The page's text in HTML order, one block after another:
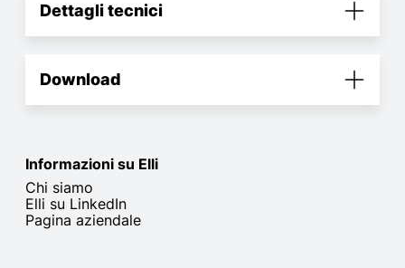
Dettagli tecnici
Download
Informazioni su Elli
Chi siamo
Elli su LinkedIn
Pagina aziendale